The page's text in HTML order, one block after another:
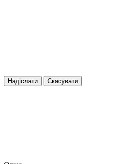
Надіслати Скасувати